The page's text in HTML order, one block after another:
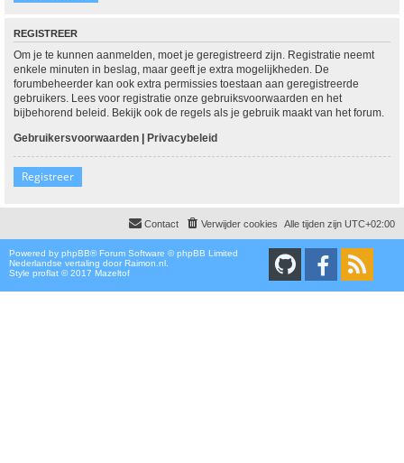
REGISTREER
Om je te kunnen aanmelden, moet je geregistreerd zijn. Registratie neemt
enkele minuten in beslag, maar geeft je extra mogelijkheden. De
forumbeheerder kan ook extra permissies toestaan aan geregistreerde
gebruikers. Lees voor registratie onze gebruiksvoorwaarden en het
bijbehorend beleid. Bekijk ook de regels als je gebruik maakt van het forum.
Gebruikersvoorwaarden | Privacybeleid
Registreer
Alle tijden zijn UTC+02:00
Verwijder cookies
Contact
Powered by phpBB® Forum Software © phpBB Limited
Nederlandse vertaling door Raimon.nl
Style proflat © 2017 Mazeltof